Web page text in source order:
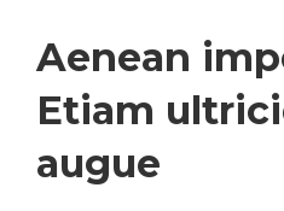
Aenean
Etiam
augue